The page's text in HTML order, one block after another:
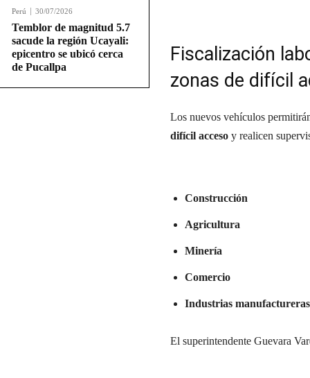
Perú 30/07/2026
Temblor de magnitud 5.7
sacude la región Ucayali:
epicentro se ubicó cerca
de Pucallpa
Fiscalización
zonas de difícil
Los nuevos vehículos
difícil acceso y realicen
Construcción
Agricultura
Minería
Comercio
Industrias manufactureras
El superintendente Guevara